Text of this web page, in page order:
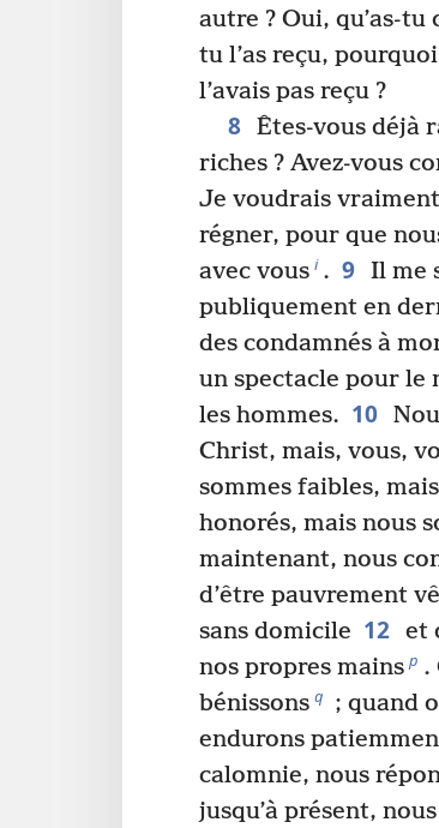
autre ? Oui, qu’as-tu
tu l’as reçu,
l’avais pas reçu ?
8 Êtes-vous déjà
riches ? Avez-vous
Je voudrais
régner, pour que
avec vous i . 9 Il me
publiquement en
des condamnés à
un spectacle pour le
les hommes. 10
Christ, mais, vous,
sommes faibles,
honorés, mais nous
maintenant, nous
d’être pauvrement
sans domicile 12 et
nos propres mains p .
bénissons q
; quand
endurons
calomnie, nous
jusqu’à présent,